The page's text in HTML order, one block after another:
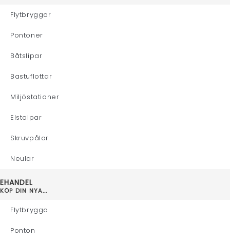
Flytbryggor
Pontoner
Båtslipar
Bastuflottar
Miljöstationer
Elstolpar
Skruvpålar
Neular
EHANDEL
KÖP DIN NYA...
Flytbrygga
Ponton